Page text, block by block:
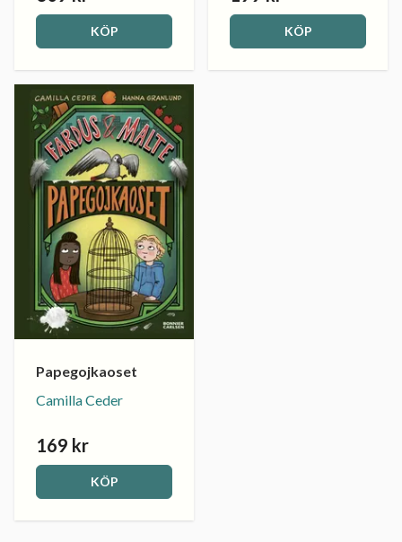
KÖP KÖP
Papegojkaoset
Camilla Ceder
169 kr
KÖP